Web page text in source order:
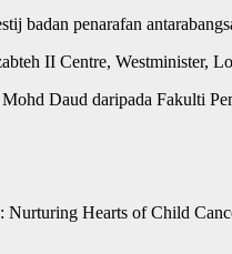
badan penarafan
II Centre, Westminister,
Daud daripada Fakulti
Hearts of Child